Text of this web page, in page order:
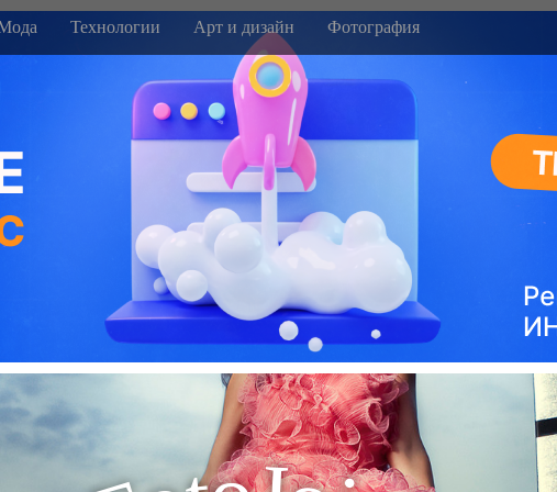
Технологии Арт и дизайн Фотография